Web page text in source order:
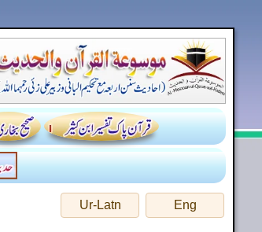
Eng
Ur-Latn